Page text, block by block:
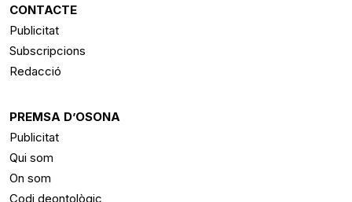
CONTACTE
Publicitat
Subscripcions
Redacció
PREMSA D’OSONA
Publicitat
Qui som
On som
Codi deontològic